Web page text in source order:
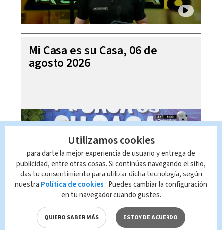
Mi Casa es su Casa, 06 de
agosto 2026
Telediario En Directo con Paula
Brenes, 06 de agosto 2026
Utilizamos cookies
para darte la mejor experiencia de usuario y entrega de
publicidad, entre otras cosas. Si continúas navegando el sitio,
das tu consentimiento para utilizar dicha tecnología, según
nuestra Política de cookies . Puedes cambiar la configuración
en tu navegador cuando gustes.
QUIERO SABER MÁS ESTOY DE ACUERDO